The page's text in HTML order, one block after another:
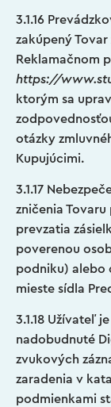
3.1.16
zakúpený
Reklamačnom
https://
ktorým sa
otázky
Kupujúcimi.
3.1.17
zničenia
prevzatia
poverenou
podniku) alebo
mieste sídla
3.1.18 Užívateľ
nadobudnuté
zvukových
zaradenia v
podmienkami